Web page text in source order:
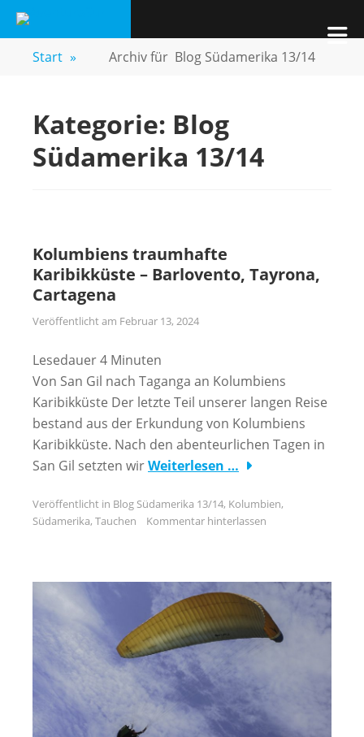
Zum
Inhalt
springen
Start » Archiv für Blog Südamerika 13/14
Kategorie: Blog
Südamerika 13/14
Kolumbiens traumhafte
Karibikküste – Barlovento, Tayrona,
Cartagena
Veröffentlicht am Februar 13, 2024
Lesedauer4 Minuten
Von San Gil nach Taganga an Kolumbiens
Karibikküste Der letzte Teil unserer langen Reise
bestand aus der Erkundung von Kolumbiens
Karibikküste. Nach den abenteurlichen Tagen in
San Gil setzten wirWeiterlesen …
Veröffentlicht in Blog Südamerika 13/14, Kolumbien,
Südamerika, Tauchen Kommentar hinterlassen